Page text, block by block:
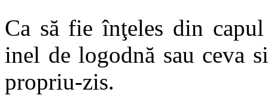
Ca să fie înţeles din
inel de logodnă sau ceva
propriu-zis.